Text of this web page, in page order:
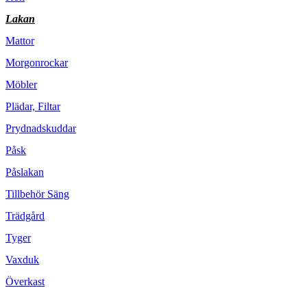
Lakan
Mattor
Morgonrockar
Möbler
Plädar, Filtar
Prydnadskuddar
Påsk
Påslakan
Tillbehör Säng
Trädgård
Tyger
Vaxduk
Överkast